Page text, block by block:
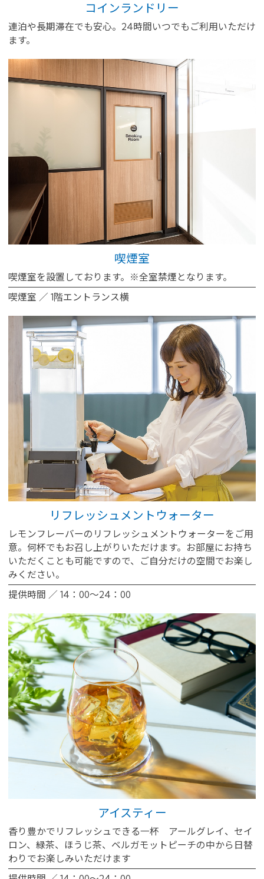
※You will be redirected to Choice Hotel International official
clicking each hotel name.
Rates and the membership program differ from Japanese website.
Global Site
You can see the FAQ as follows.
FAQs
Close
コインランドリー
連泊や長期滞在でも安心。24時間いつでもご利用いただけ
ます。
喫煙室
喫煙室を設置しております。※全室禁煙となります。
喫煙室 ／ 1階エントランス横
リフレッシュメントウォーター
レモンフレーバーのリフレッシュメントウォーターをご用
意。何杯でもお召し上がりいただけます。お部屋にお持ち
いただくことも可能ですので、ご自分だけの空間でお楽し
みください。
提供時間 ／ 14：00～24：00
アイスティー
香り豊かでリフレッシュできる一杯 アールグレイ、セイ
ロン、緑茶、ほうじ茶、ベルガモットピーチの中から日替
わりでお楽しみいただけます